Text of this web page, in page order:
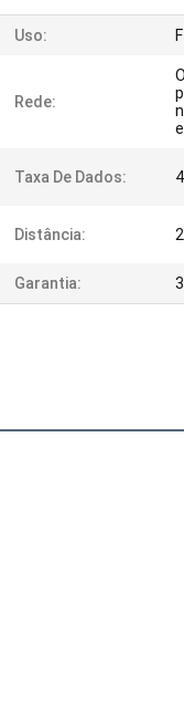
Uso:
Rede:
Taxa De Dados:
Distância:
Garantia: